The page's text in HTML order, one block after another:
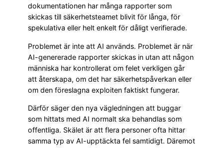
dokumentationen har många rapporter som
skickas till säkerhetsteamet blivit för långa, för
spekulativa eller helt enkelt för dåligt verifierade.
Problemet är inte att AI används. Problemet är när
AI-genererade rapporter skickas in utan att någon
människa har kontrollerat om felet verkligen går
att återskapa, om det har säkerhetspåverkan eller
om den föreslagna exploiten faktiskt fungerar.
Därför säger den nya vägledningen att buggar
som hittats med AI normalt ska behandlas som
offentliga. Skälet är att flera personer ofta hittar
samma typ av AI-upptäckta fel samtidigt. Däremot